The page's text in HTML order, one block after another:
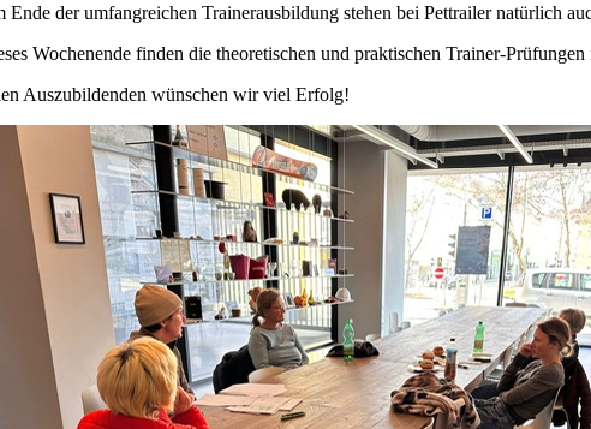
Ende der umfangreichen Trainerausbildung stehen bei Pettrailer natürlich
Wochenende finden die theoretischen und praktischen Trainer-
Auszubildenden wünschen wir viel Erfolg!